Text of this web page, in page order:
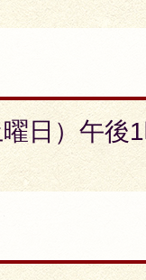
日）午後